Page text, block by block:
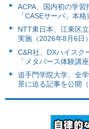
ACPA、国内初の学
「CASEサーバ」本
NTT東日本、江東区
実施（2026年8月6日）
C&R社、DXハイスク
「メタバース体験講
追手門学院大学、全
景に迫る記事を公開